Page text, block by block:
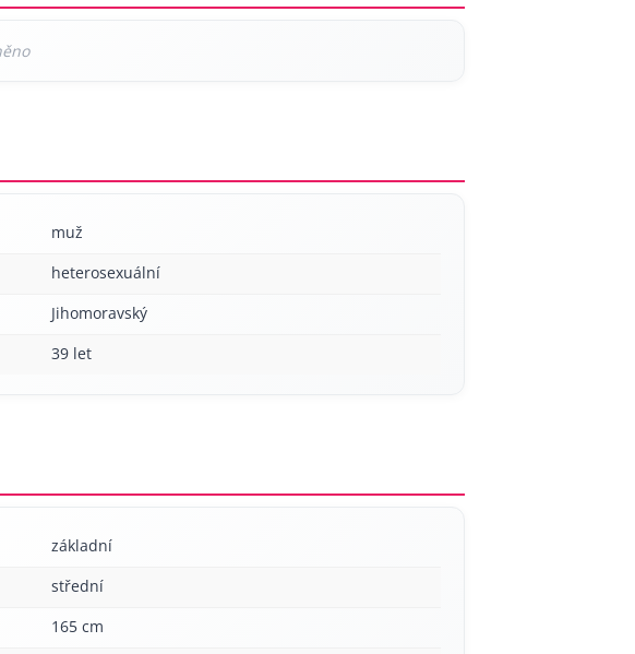
muž
heterosexuální
Jihomoravský
39 let
základní
střední
165 cm